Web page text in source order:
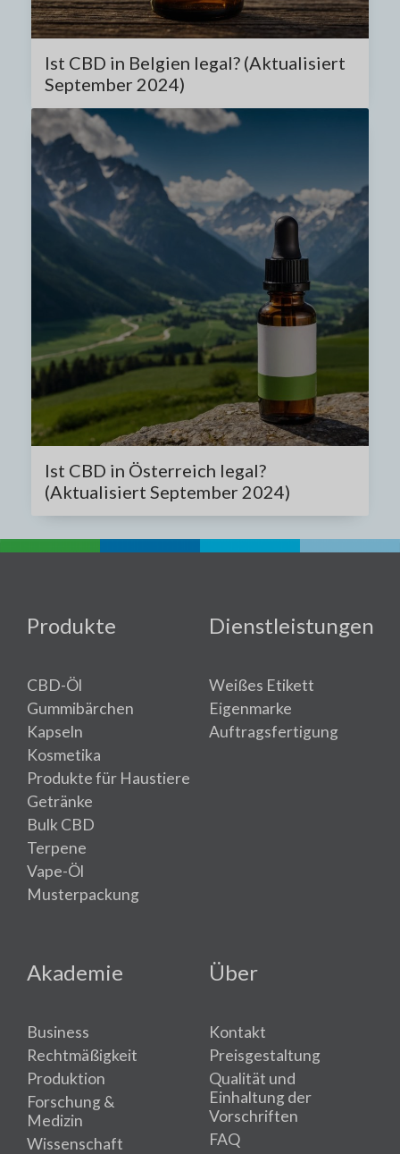
Ist CBD in Belgien legal? (Aktualisiert
September 2024)
Ist CBD in Österreich legal?
(Aktualisiert September 2024)
Produkte
CBD-Öl
Gummibärchen
Kapseln
Kosmetika
Produkte für Haustiere
Getränke
Bulk CBD
Terpene
Vape-Öl
Musterpackung
Dienstleistungen
Weißes Etikett
Eigenmarke
Auftragsfertigung
Akademie
Business
Rechtmäßigkeit
Produktion
Forschung &
Medizin
Wissenschaft
Über
Kontakt
Preisgestaltung
Qualität und
Einhaltung der
Vorschriften
FAQ